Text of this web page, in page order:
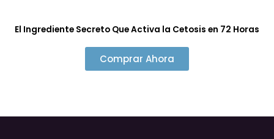
El Ingrediente Secreto Que Activa la Cetosis en 72 Horas
Comprar Ahora